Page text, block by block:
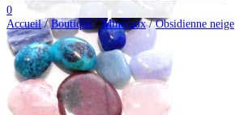
0
Accueil/Boutique/Minéraux/Obsidienne neige